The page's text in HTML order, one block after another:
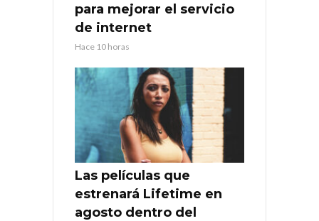
para mejorar el servicio
de internet
Hace 10 horas
Las películas que
estrenará Lifetime en
agosto dentro del